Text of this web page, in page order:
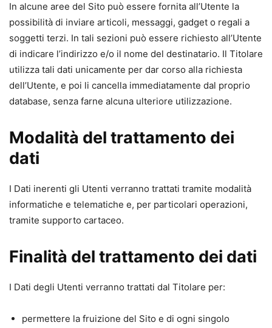
In alcune aree del Sito può essere fornita all’Utente la
possibilità di inviare articoli, messaggi, gadget o regali a
soggetti terzi. In tali sezioni può essere richiesto all’Utente
di indicare l’indirizzo e/o il nome del destinatario. Il Titolare
utilizza tali dati unicamente per dar corso alla richiesta
dell’Utente, e poi li cancella immediatamente dal proprio
database, senza farne alcuna ulteriore utilizzazione.
Modalità del trattamento dei
dati
I Dati inerenti gli Utenti verranno trattati tramite modalità
informatiche e telematiche e, per particolari operazioni,
tramite supporto cartaceo.
Finalità del trattamento dei dati
I Dati degli Utenti verranno trattati dal Titolare per:
permettere la fruizione del Sito e di ogni singolo